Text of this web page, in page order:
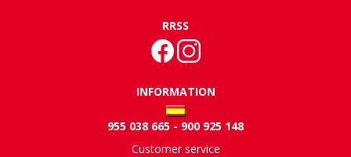
RRSS
INFORMATION
955 038 665 - 900 925 148
Customer service